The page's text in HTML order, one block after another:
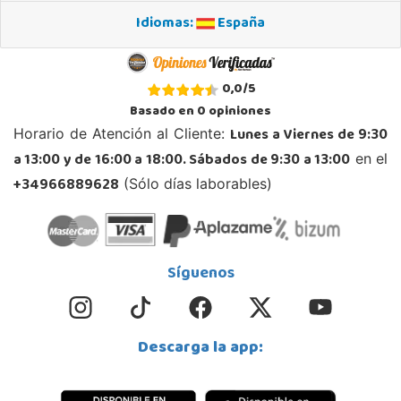
STOCK DISPONIBLE
Juguetilandia Andújar
Avda. Roma S/N
23740, Andújar
953 505 004
Localizar Tienda
Juguetilandia Armilla
Carretera Armilla 29, Urb. Porcegram, 2
STOCK DISPONIBLE
Idiomas:
España
0,0/5
Basado en0opiniones
Horario de Atención al Cliente: Lunes a Viernes de 9:30
a 13:00 y de 16:00 a 18:00. Sábados de 9:30 a 13:00 en el
+34966889628 (Sólo días laborables)
Síguenos
Descarga la app: